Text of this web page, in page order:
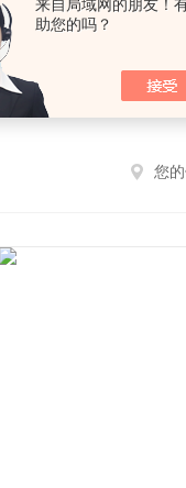
来自局域网的朋友！
助您的吗？
您的